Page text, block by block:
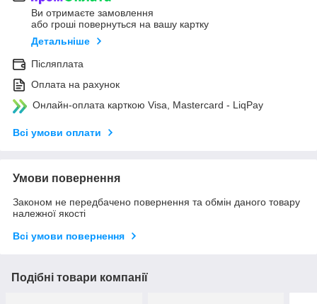
Ви отримаєте замовлення
або гроші повернуться на вашу картку
Детальніше
Післяплата
Оплата на рахунок
Онлайн-оплата карткою Visa, Mastercard - LiqPay
Всі умови оплати
Умови повернення
Законом не передбачено повернення та обмін даного товару
належної якості
Всі умови повернення
Подібні товари компанії